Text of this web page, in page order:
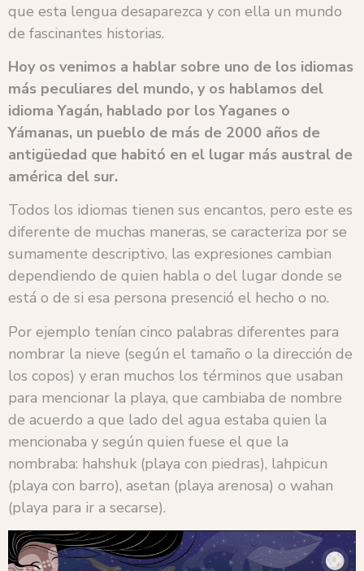
que esta lengua desaparezca y con ella un mundo
de fascinantes historias.
Hoy os venimos a hablar sobre uno de los idiomas
más peculiares del mundo, y os hablamos del
idioma Yagán, hablado por los Yaganes o
Yámanas, un pueblo de más de 2000 años de
antigüedad que habitó en el lugar más austral de
américa del sur.
Todos los idiomas tienen sus encantos, pero este es
diferente de muchas maneras, se caracteriza por se
sumamente descriptivo, las expresiones cambian
dependiendo de quien habla o del lugar donde se
está o de si esa persona presenció el hecho o no.
Por ejemplo tenían cinco palabras diferentes para
nombrar la nieve (según el tamaño o la dirección de
los copos) y eran muchos los términos que usaban
para mencionar la playa, que cambiaba de nombre
de acuerdo a que lado del agua estaba quien la
mencionaba y según quien fuese el que la
nombraba: hahshuk (playa con piedras), lahpicun
(playa con barro), asetan (playa arenosa) o wahan
(playa para ir a secarse).